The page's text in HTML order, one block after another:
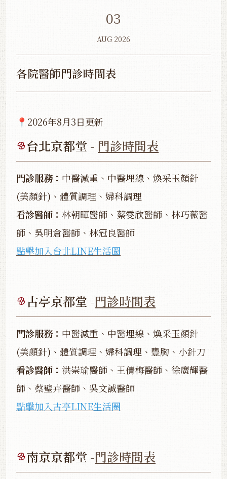
03
AUG 2026
各院醫師門診時間表
📍2026年8月3日更新
台北京都堂 - 門診時間表
門診服務： 中醫減重、中醫埋線、煥采玉顏針
(美顏針)、體質調理、婦科調理
看診醫師： 林朝暉醫師、蔡雯欣醫師、林巧薇醫
師、吳明倉醫師、林冠良醫師
點擊加入台北LINE生活圈
古亭京都堂 -門診時間表
門診服務： 中醫減重、中醫埋線、煥采玉顏針
(美顏針)、體質調理、婦科調理、豐胸、小針刀
看診醫師： 洪崇瑜醫師、王倩梅醫師、徐廣輝醫
師、蔡璧卉醫師、吳文誠醫師
點擊加入古亭LINE生活圈
南京京都堂 -門診時間表